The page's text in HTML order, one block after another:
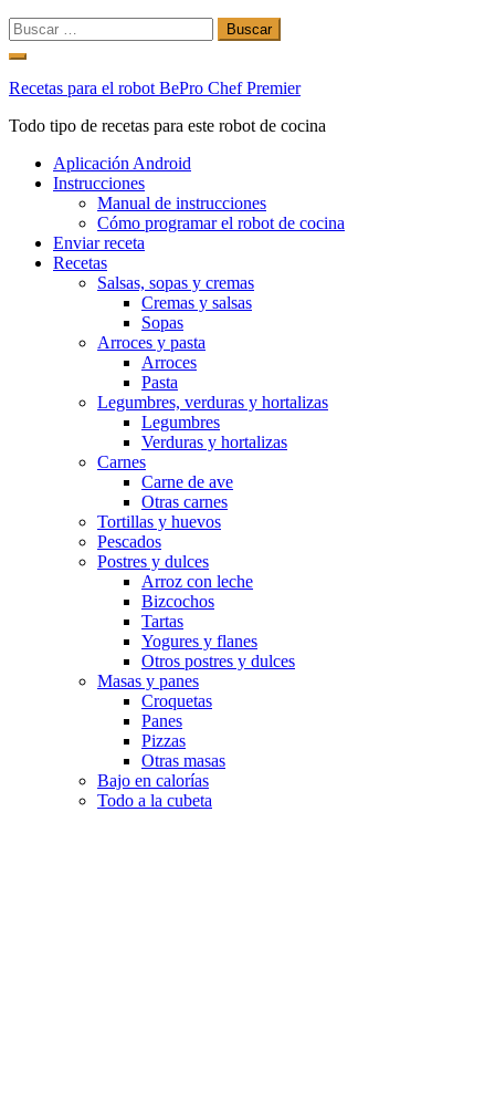
Buscar:
Ir
contenido
Recetas para el robot BePro Chef Premier
Todo tipo de recetas para este robot de cocina
Aplicación Android
Instrucciones
Manual de instrucciones
Cómo programar el robot de cocina
Enviar receta
Recetas
Salsas, sopas y cremas
Cremas y salsas
Sopas
Arroces y pasta
Arroces
Pasta
Legumbres, verduras y hortalizas
Legumbres
Verduras y hortalizas
Carnes
Carne de ave
Otras carnes
Tortillas y huevos
Pescados
Postres y dulces
Arroz con leche
Bizcochos
Tartas
Yogures y flanes
Otros postres y dulces
Masas y panes
Croquetas
Panes
Pizzas
Otras masas
Bajo en calorías
Todo a la cubeta